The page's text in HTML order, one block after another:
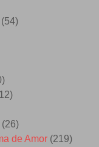
(54)
(26)
de Amor (219)